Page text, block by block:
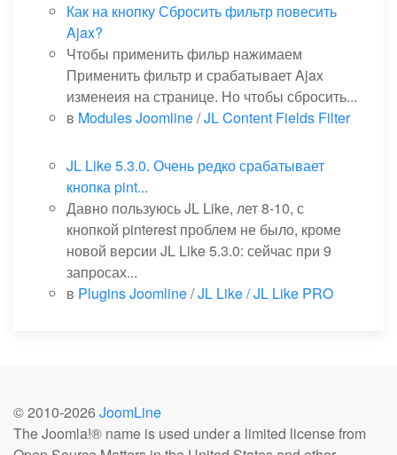
Как на кнопку Сбросить фильтр повесить
Ajax?
Чтобы применить фильр нажимаем
Применить фильтр и срабатывает Ajax
изменеия на странице. Но чтобы сбросить...
в Modules Joomline/JL Content Fields Filter
JL Like 5.3.0. Очень редко срабатывает
кнопка pint...
Давно пользуюсь JL Like, лет 8-10, с
кнопкой pinterest проблем не было, кроме
новой версии JL Like 5.3.0: сейчас при 9
запросах...
в Plugins Joomline/JL Like / JL Like PRO
© 2010-2026 JoomLine
The Joomla!® name is used under a limited license from